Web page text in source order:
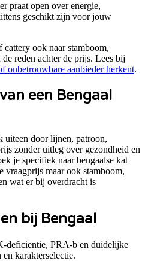
praat open over energie,
geschikt zijn voor jouw
cattery ook naar stamboom,
reden achter de prijs. Lees bij
onbetrouwbare aanbieder herkent.
een Bengaal
uiteen door lijnen, patroon,
zonder uitleg over gezondheid en
je specifiek naar bengaalse kat
vraagprijs maar ook stamboom,
wat er bij overdracht is
bij Bengaal
deficientie, PRA-b en duidelijke
karakterselectie.